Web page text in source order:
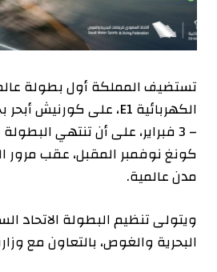
تستضيف المملكة أول بطولة
– 3 فبراير، على أن تنتهي
كونغ نوفمبر المقبل، عقب
مدن عالمية.
ويتولى تنظيم البطولة الاتحاد
البحرية والغوص، بالتعاون مع